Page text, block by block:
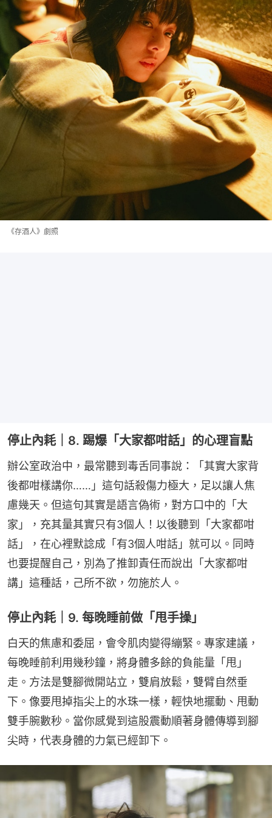
《存酒人》劇照
停止內耗｜8. 踢爆「大家都咁話」的心理盲點
辦公室政治中，最常聽到毒舌同事說：「其實大家背
後都咁樣講你……」這句話殺傷力極大，足以讓人焦
慮幾天。但這句其實是語言偽術，對方口中的「大
家」，充其量其實只有3個人！以後聽到「大家都咁
話」，在心裡默諗成「有3個人咁話」就可以。同時
也要提醒自己，別為了推卸責任而說出「大家都咁
講」這種話，己所不欲，勿施於人。
停止內耗｜9. 每晚睡前做「甩手操」
白天的焦慮和委屈，會令肌肉變得繃緊。專家建議，
每晚睡前利用幾秒鐘，將身體多餘的負能量「甩」
走。方法是雙腳微開站立，雙肩放鬆，雙臂自然垂
下。像要甩掉指尖上的水珠一樣，輕快地擺動、甩動
雙手腕數秒。當你感覺到這股震動順著身體傳導到腳
尖時，代表身體的力氣已經卸下。